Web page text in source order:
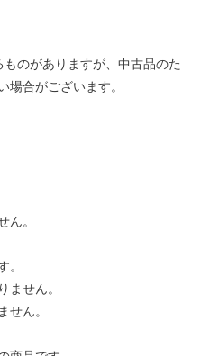
のがありますが、中古品のた
場合がございます。
。
せん。
ん。